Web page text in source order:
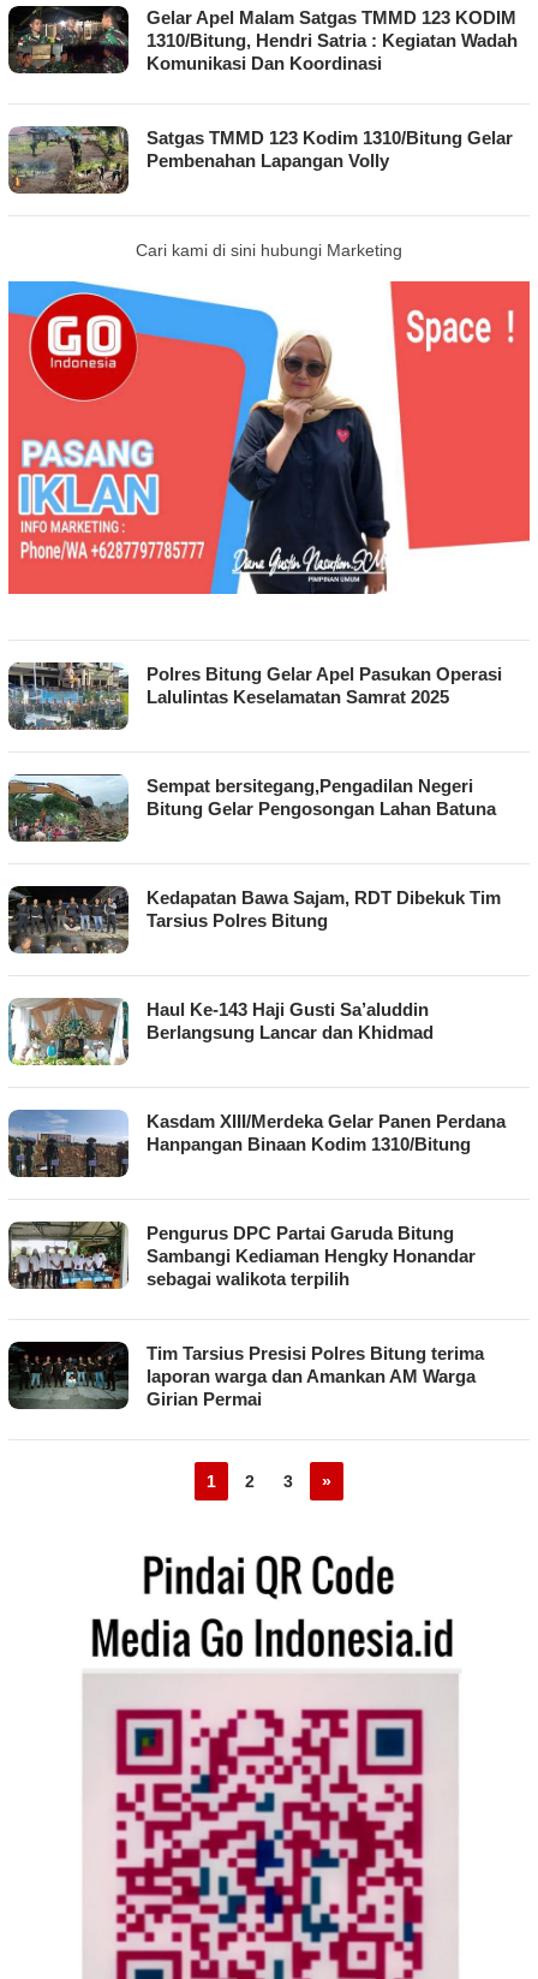
Gelar Apel Malam Satgas TMMD 123 KODIM
1310/Bitung, Hendri Satria : Kegiatan Wadah
Komunikasi Dan Koordinasi
Satgas TMMD 123 Kodim 1310/Bitung Gelar
Pembenahan Lapangan Volly
Cari kami di sini hubungi Marketing
Polres Bitung Gelar Apel Pasukan Operasi
Lalulintas Keselamatan Samrat 2025
Sempat bersitegang,Pengadilan Negeri
Bitung Gelar Pengosongan Lahan Batuna
Kedapatan Bawa Sajam, RDT Dibekuk Tim
Tarsius Polres Bitung
Haul Ke-143 Haji Gusti Sa’aluddin
Berlangsung Lancar dan Khidmad
Kasdam XIII/Merdeka Gelar Panen Perdana
Hanpangan Binaan Kodim 1310/Bitung
Pengurus DPC Partai Garuda Bitung
Sambangi Kediaman Hengky Honandar
sebagai walikota terpilih
Tim Tarsius Presisi Polres Bitung terima
laporan warga dan Amankan AM Warga
Girian Permai
1 2 3 »